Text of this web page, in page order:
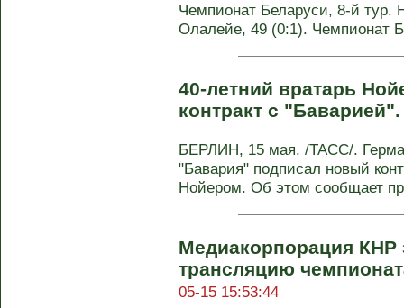
Чемпионат Беларуси, 8-й тур.
Олалейе, 49 (0:1). Чемпионат
40-летний вратарь
контракт с
БЕРЛИН, 15 мая. /ТАСС/.
"Бавария" подписал новый
Нойером. Об этом сообщает
Медиакорпорация КНР
трансляцию
05-15 15:53:44